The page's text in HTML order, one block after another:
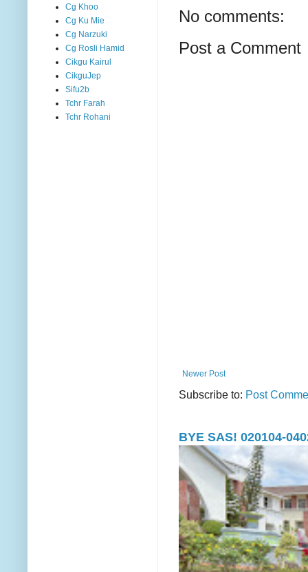
No comments:
Post a Comment
Newer Post
Subscribe to: Post
BYE SAS! 020104-
Cg Khoo
Cg Ku Mie
Cg Narzuki
Cg Rosli Hamid
Cikgu Kairul
CikguJep
Sifu2b
Tchr Farah
Tchr Rohani